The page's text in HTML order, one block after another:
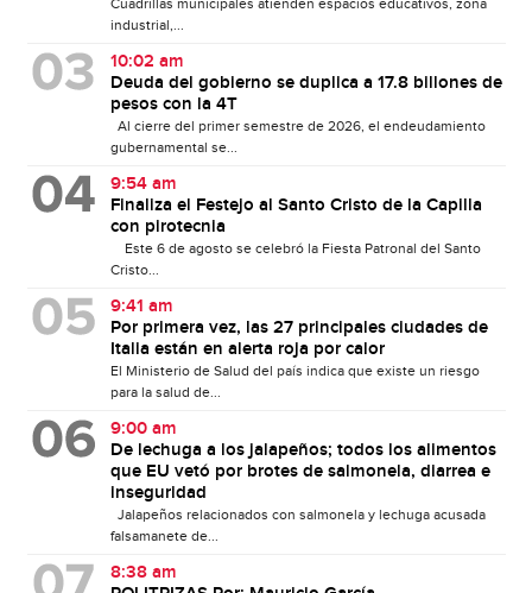
Cuadrillas municipales atienden espacios educativos, zona
industrial,...
10:02 am
Deuda del gobierno se duplica a 17.8 billones de
pesos con la 4T
Al cierre del primer semestre de 2026, el endeudamiento
gubernamental se...
9:54 am
Finaliza el Festejo al Santo Cristo de la Capilla
con pirotecnia
Este 6 de agosto se celebró la Fiesta Patronal del Santo
Cristo...
9:41 am
Por primera vez, las 27 principales ciudades de
Italia están en alerta roja por calor
El Ministerio de Salud del país indica que existe un riesgo
para la salud de...
9:00 am
De lechuga a los jalapeños; todos los alimentos
que EU vetó por brotes de salmonela, diarrea e
inseguridad
Jalapeños relacionados con salmonela y lechuga acusada
falsamanete de...
8:38 am